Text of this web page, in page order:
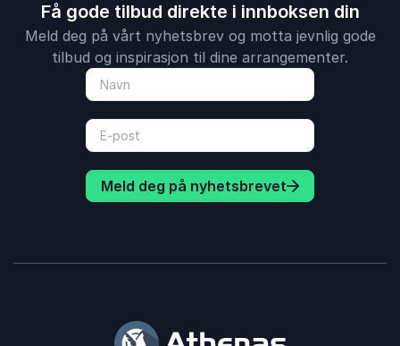
Få gode tilbud direkte i innboksen din
Meld deg på vårt nyhetsbrev og motta jevnlig gode
tilbud og inspirasjon til dine arrangementer.
Meld deg på nyhetsbrevet